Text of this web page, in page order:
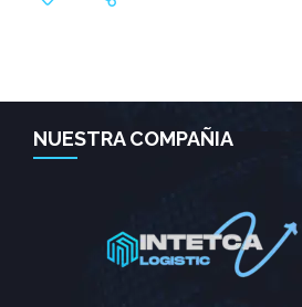
NUESTRA COMPAÑIA